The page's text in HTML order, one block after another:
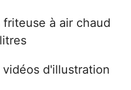
à air chaud
d'illustration